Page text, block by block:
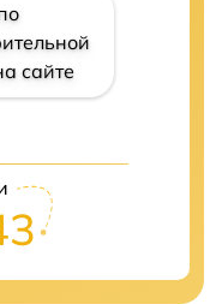
сайте